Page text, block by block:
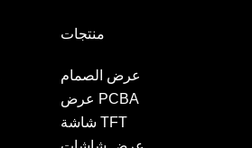
منتجات
عرض الصمام
عرض PCBA
شاشة TFT